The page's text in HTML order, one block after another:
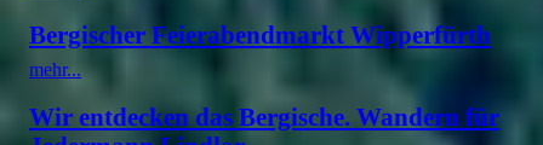
Bergischer Feierabendmarkt Wipperfürth
mehr...
Wir entdecken das Bergische. Wandern für